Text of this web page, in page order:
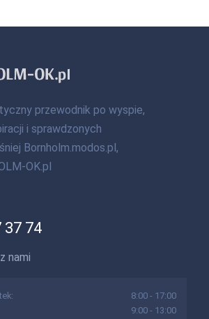
przewodnik po wyspie,
i sprawdzonych
Bornholm.modos.pl,
OK.pl
37 74
nami
8:00 - 17:00
9:00 - 13:00